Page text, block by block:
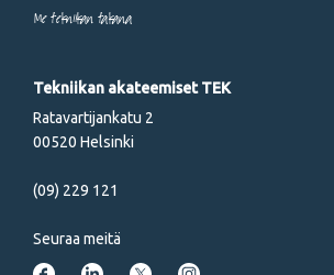
Me tekniikan takana
Tekniikan akateemiset TEK
Ratavartijankatu 2
00520 Helsinki
(09) 229 121
Seuraa meitä